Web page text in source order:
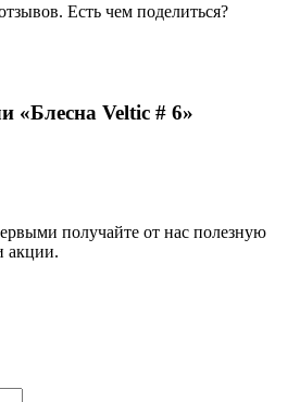
Есть чем поделиться?
«Блесна Veltic # 6»
получайте от нас полезную
акции.